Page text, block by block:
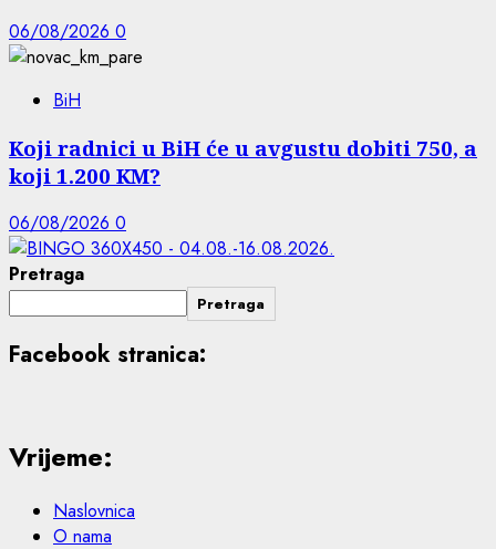
06/08/2026 0
BiH
Koji radnici u BiH će u avgustu dobiti 750, a
koji 1.200 KM?
06/08/2026 0
Pretraga
Pretraga
Facebook stranica:
Vrijeme:
Naslovnica
O nama